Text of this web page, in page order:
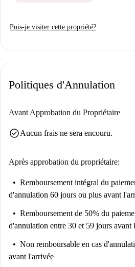
Puis-je visiter cette propriété?
Politiques d'Annulation
Avant Approbation du Propriétaire
check_circleAucun frais ne sera encouru.
Après approbation du propriétaire:
Remboursement intégral du
d'annulation 60 jours ou plus avant
Remboursement de 50% du
d'annulation entre 30 et 59 jours avant
Non remboursable en cas
avant l'arrivée